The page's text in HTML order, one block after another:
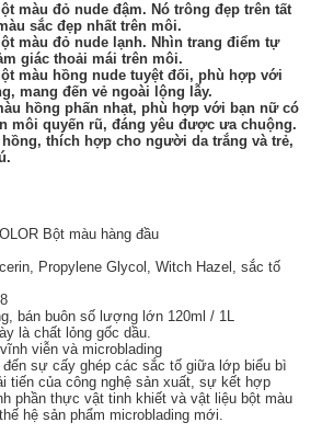
màu đỏ nude đậm. Nó trông đẹp trên tất
sắc đẹp nhất trên môi.
màu đỏ nude lạnh. Nhìn trang điểm tự
giác thoải mái trên môi.
màu hồng nude tuyệt đối, phù hợp với
mang đến vẻ ngoài lộng lẫy.
hồng phấn nhạt, phù hợp với bạn nữ có
môi quyến rũ, đáng yêu được ưa chuộng.
hồng, thích hợp cho người da trắng và trẻ,
Bột màu hàng đầu
Propylene Glycol, Witch Hazel, sắc tố
bán buôn số lượng lớn 120ml / 1L
là chất lỏng gốc dầu.
viễn và microblading
đến sự cấy ghép các sắc tố giữa lớp biểu bì
tiến của công nghệ sản xuất, sự kết hợp
phần thực vật tinh khiết và vật liệu bột màu
hệ sản phẩm microblading mới.